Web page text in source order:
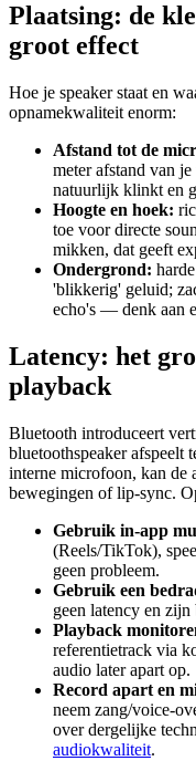
Plaatsing: de
groot effect
Hoe je speaker staat en
opnamekwaliteit enorm:
Afstand tot de
meter afstand van
natuurlijk klinkt en
Hoogte en hoek:
toe voor directe
mikken, dat geeft
Ondergrond:
'blikkerig' geluid;
echo's — denk aan
Latency: het
playback
Bluetooth introduceert
bluetoothspeaker afspeelt
interne microfoon, kan de
bewegingen of lip-sync.
Gebruik in-app
(Reels/TikTok),
geen probleem.
Gebruik een
geen latency en
Playback
referentietrack via
audio later apart op.
Record apart en
neem zang/voice-
over dergelijke
audiokwaliteit.